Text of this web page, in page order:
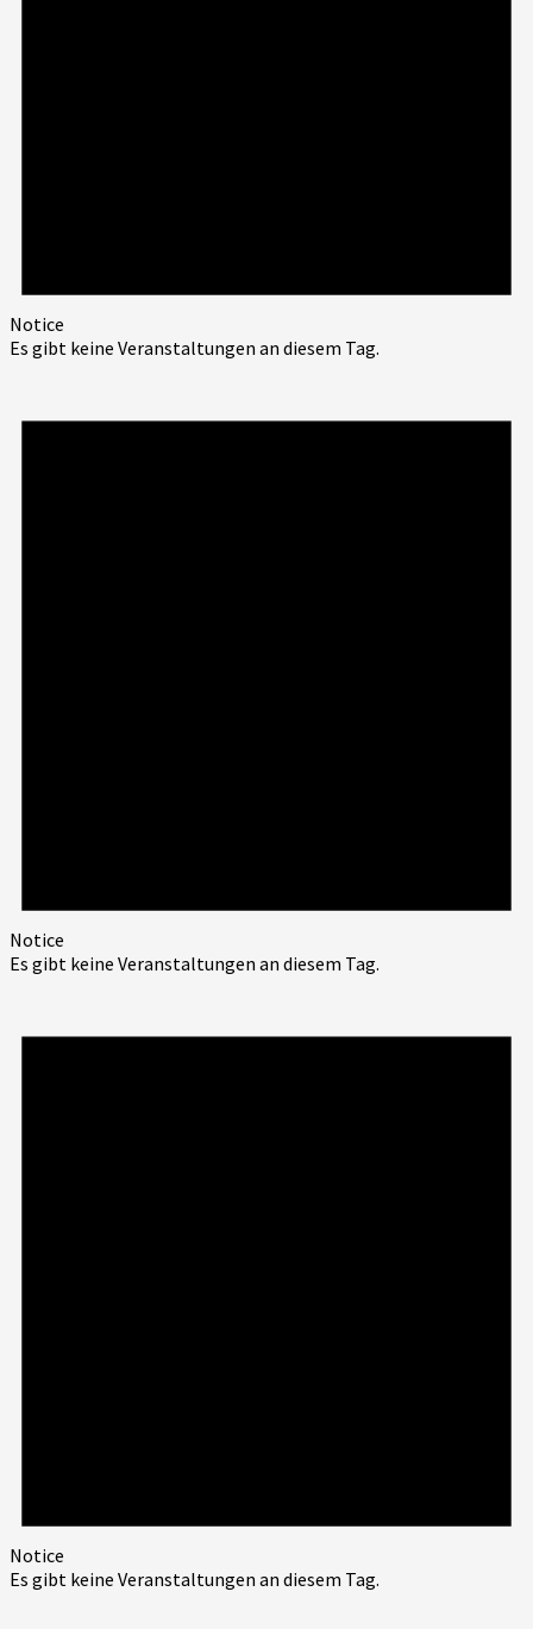
Notice
Es gibt keine Veranstaltungen an diesem Tag.
Notice
Es gibt keine Veranstaltungen an diesem Tag.
Notice
Es gibt keine Veranstaltungen an diesem Tag.